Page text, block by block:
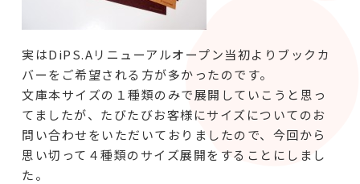
実はDiPS.Aリニューアルオープン当初よりブックカ
バーをご希望される方が多かったのです。
文庫本サイズの１種類のみで展開していこうと思っ
てましたが、たびたびお客様にサイズについてのお
問い合わせをいただいておりましたので、今回から
思い切って４種類のサイズ展開をすることにしまし
た。